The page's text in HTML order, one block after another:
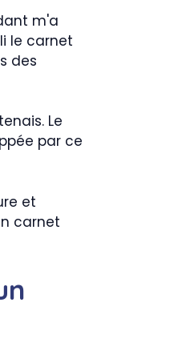
m'a
le carnet
des
Le
par ce
et
carnet